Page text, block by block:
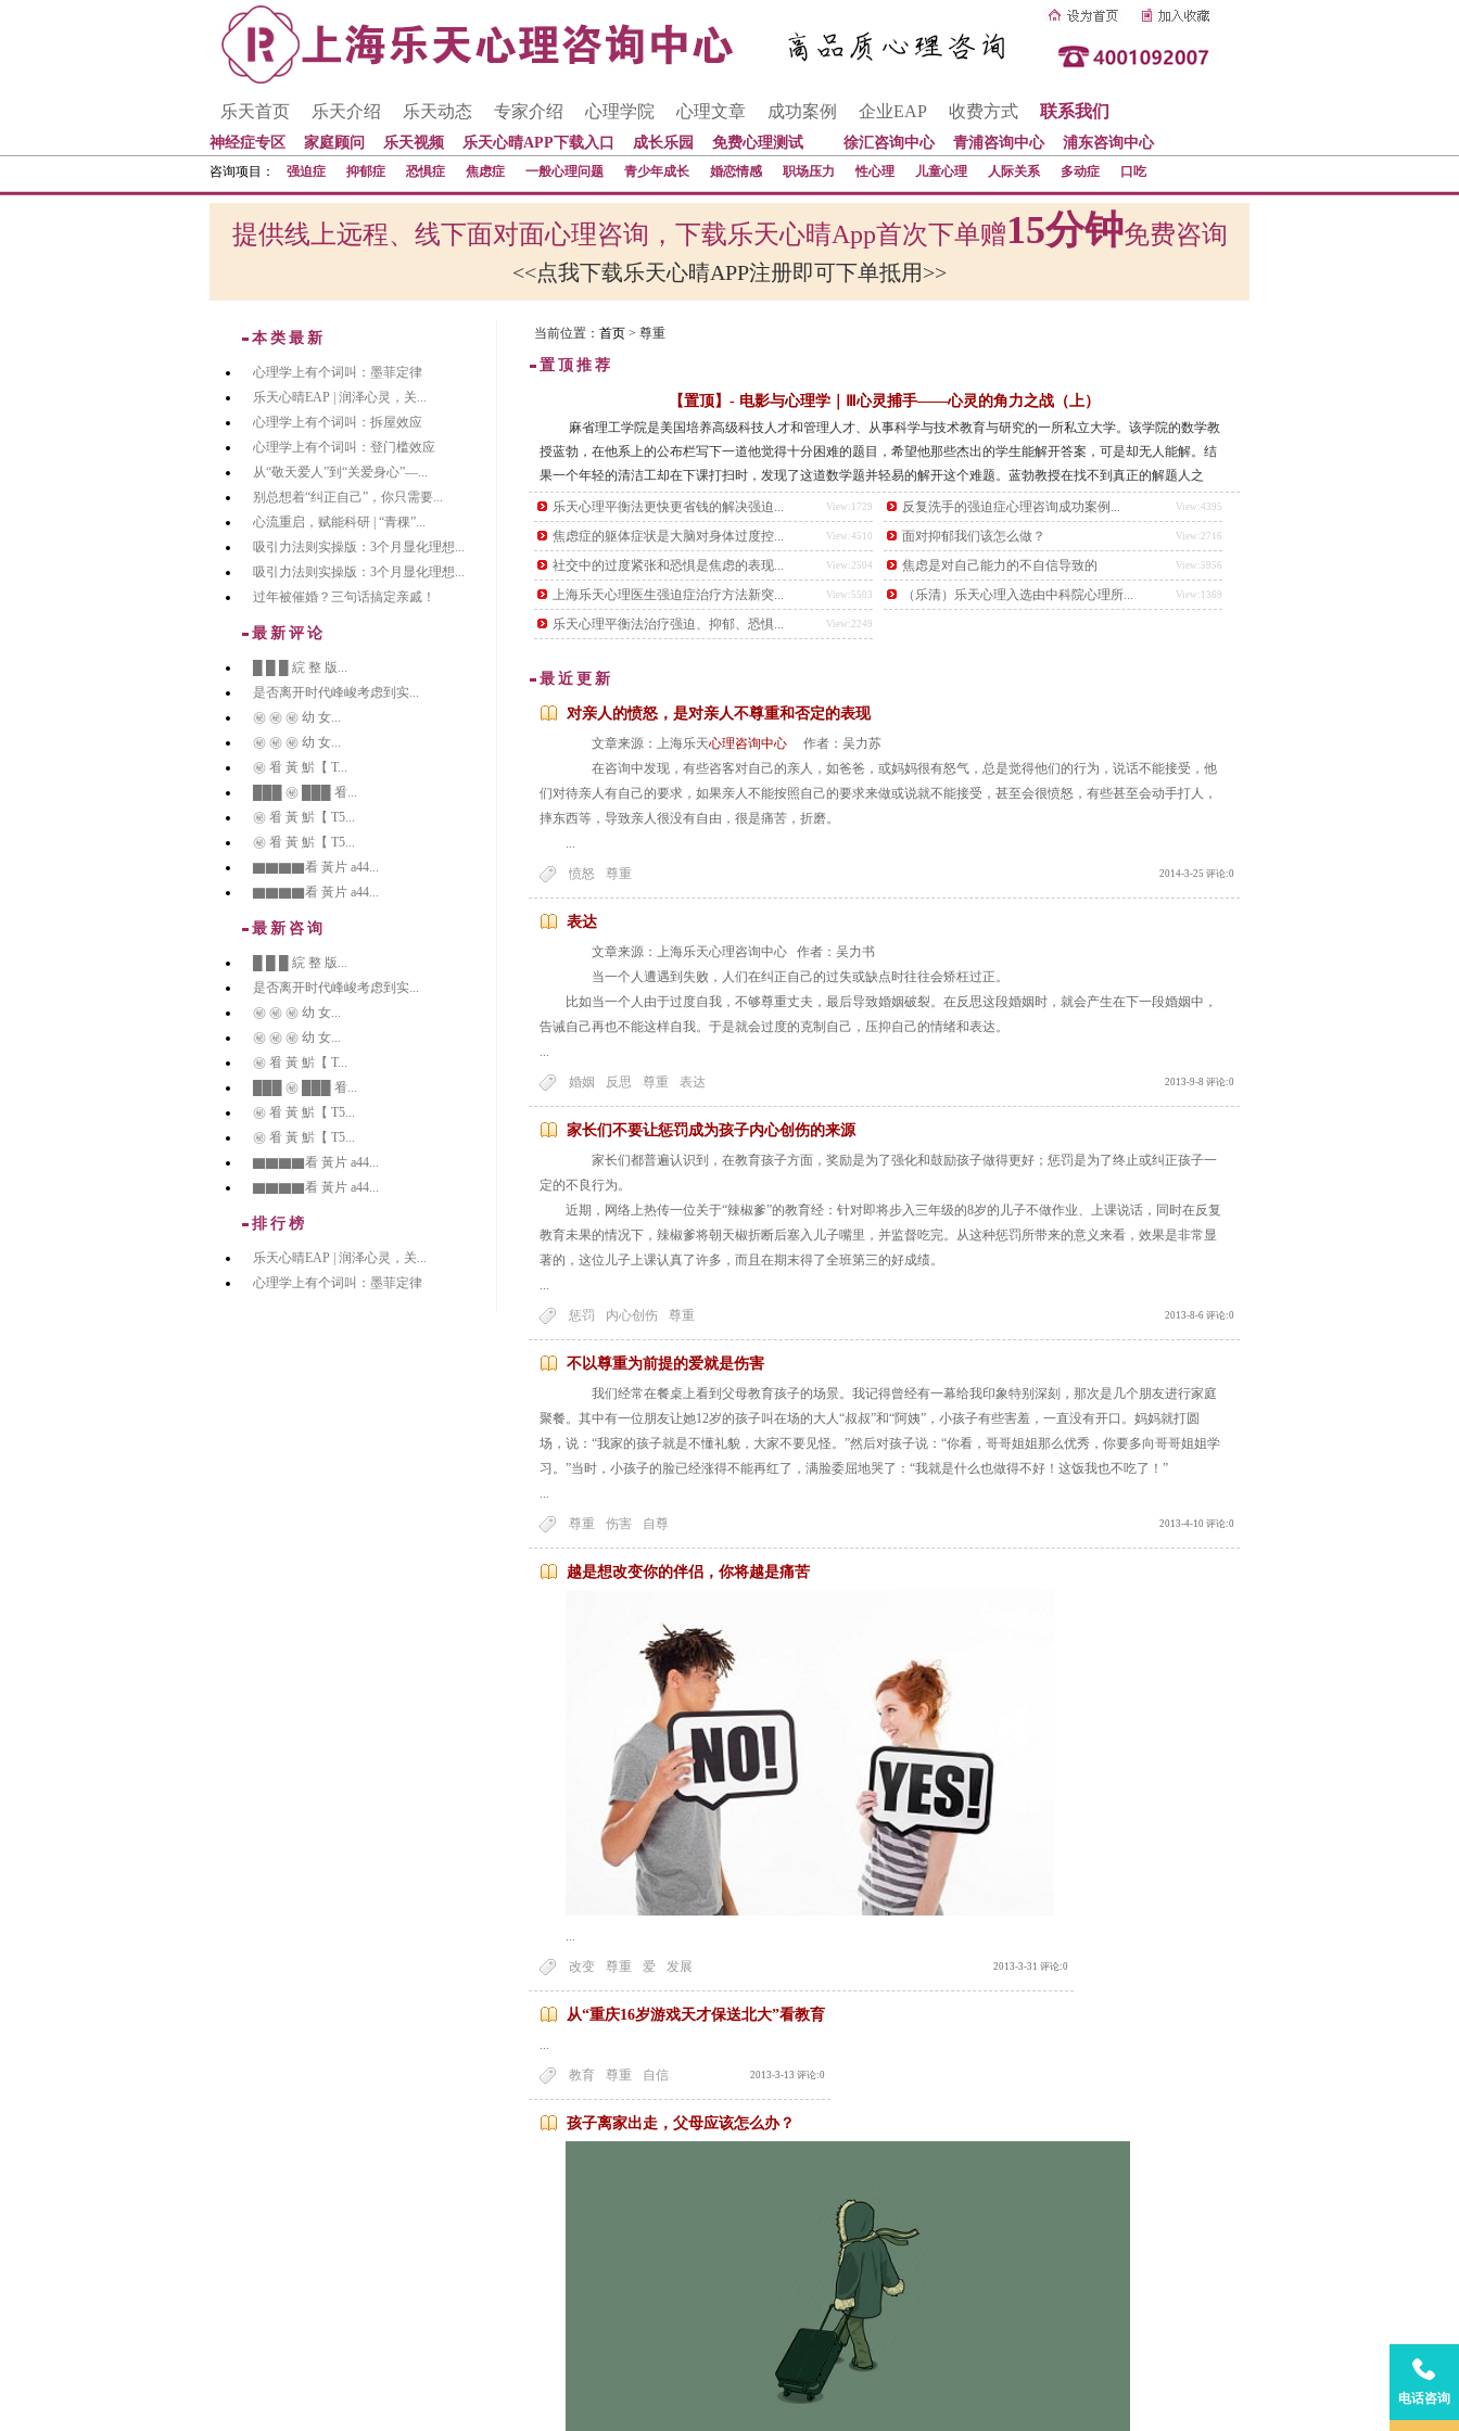
乐天首页 乐天介绍 乐天动态 专家介绍 心理学院 心理文章 成功案例 企业EAP 收费方式 联系我们
神经症专区 家庭顾问 乐天视频 乐天心晴APP下载入口 成长乐园 免费心理测试 徐汇咨询中心 青浦咨询中心 浦东咨询中心
咨询项目： 强迫症 抑郁症 恐惧症 焦虑症 一般心理问题 青少年成长 婚恋情感 职场压力 性心理 儿童心理 人际关系 多动症 口吃
提供线上远程、线下面对面心理咨询，下载乐天心晴App首次下单赠15分钟免费咨询
<<点我下载乐天心晴APP注册即可下单抵用>>
当前位置： 首页 > 尊重
置顶推荐
【置顶】- 电影与心理学｜Ⅲ心灵捕手——心灵的角力之战（上）
麻省理工学院是美国培养高级科技人才和管理人才、从事科学与技术教育与研究的一所私立大学。该学院的数学教
授蓝勃，在他系上的公布栏写下一道他觉得十分困难的题目，希望他那些杰出的学生能解开答案，可是却无人能解。结
果一个年轻的清洁工却在下课打扫时，发现了这道数学题并轻易的解开这个难题。蓝勃教授在找不到真正的解题人之
后，又下了另一道更难的题目，要找出这个数学天才。
...
View:1729
乐天心理平衡法更快更省钱的解决强迫... View:4395
反复洗手的强迫症心理咨询成功案例...
View:4510
焦虑症的躯体症状是大脑对身体过度控... View:2716
面对抑郁我们该怎么做？
View:2504
社交中的过度紧张和恐惧是焦虑的表现... View:5956
焦虑是对自己能力的不自信导致的
View:5503
上海乐天心理医生强迫症治疗方法新突... View:1369
（乐清）乐天心理入选由中科院心理所...
View:2249
乐天心理平衡法治疗强迫、抑郁、恐惧...
最近更新
对亲人的愤怒，是对亲人不尊重和否定的表现
文章来源：上海乐天心理咨询中心 作者：吴力苏
在咨询中发现，有些咨客对自己的亲人，如爸爸，或妈妈很有怒气，总是觉得他们的行为，说话不能接受，他
们对待亲人有自己的要求，如果亲人不能按照自己的要求来做或说就不能接受，甚至会很愤怒，有些甚至会动手打人，
摔东西等，导致亲人很没有自由，很是痛苦，折磨。
...
2014-3-25 评论:0
愤怒 尊重
表达
文章来源：上海乐天心理咨询中心 作者：吴力书
当一个人遭遇到失败，人们在纠正自己的过失或缺点时往往会矫枉过正。
比如当一个人由于过度自我，不够尊重丈夫，最后导致婚姻破裂。在反思这段婚姻时，就会产生在下一段婚姻中，
告诫自己再也不能这样自我。于是就会过度的克制自己，压抑自己的情绪和表达。
...
2013-9-8 评论:0
婚姻 反思 尊重 表达
家长们不要让惩罚成为孩子内心创伤的来源
家长们都普遍认识到，在教育孩子方面，奖励是为了强化和鼓励孩子做得更好；惩罚是为了终止或纠正孩子一
定的不良行为。
近期，网络上热传一位关于“辣椒爹”的教育经：针对即将步入三年级的8岁的儿子不做作业、上课说话，同时在反复
教育未果的情况下，辣椒爹将朝天椒折断后塞入儿子嘴里，并监督吃完。从这种惩罚所带来的意义来看，效果是非常显
著的，这位儿子上课认真了许多，而且在期末得了全班第三的好成绩。
...
2013-8-6 评论:0
惩罚 内心创伤 尊重
不以尊重为前提的爱就是伤害
我们经常在餐桌上看到父母教育孩子的场景。我记得曾经有一幕给我印象特别深刻，那次是几个朋友进行家庭
聚餐。其中有一位朋友让她12岁的孩子叫在场的大人“叔叔”和“阿姨”，小孩子有些害羞，一直没有开口。妈妈就打圆
场，说：“我家的孩子就是不懂礼貌，大家不要见怪。”然后对孩子说：“你看，哥哥姐姐那么优秀，你要多向哥哥姐姐学
习。”当时，小孩子的脸已经涨得不能再红了，满脸委屈地哭了：“我就是什么也做得不好！这饭我也不吃了！”
...
2013-4-10 评论:0
尊重 伤害 自尊
越是想改变你的伴侣，你将越是痛苦
...
2013-3-31 评论:0
改变 尊重 爱 发展
从“重庆16岁游戏天才保送北大”看教育
...
2013-3-13 评论:0
教育 尊重 自信
孩子离家出走，父母应该怎么办？
本类最新
心理学上有个词叫：墨菲定律
乐天心晴EAP | 润泽心灵，关...
心理学上有个词叫：拆屋效应
心理学上有个词叫：登门槛效应
从“敬天爱人”到“关爱身心”—...
别总想着“纠正自己”，你只需要...
心流重启，赋能科研 | “青稞”...
吸引力法则实操版：3个月显化理想...
吸引力法则实操版：3个月显化理想...
过年被催婚？三句话搞定亲戚！
最新评论
█ █ █ 綄 整 版...
是否离开时代峰峻考虑到实...
㊙️ ㊙️ ㊙️ 幼 女...
㊙️ ㊙️ ㊙️ 幼 女...
㊙️ 㸔 黃 魸【 T...
███ ㊙️ ███ 㸔...
㊙️ 㸔 黃 魸【 T5...
㊙️ 㸔 黃 魸【 T5...
▇▇▇▇看 黃片 a44...
▇▇▇▇看 黃片 a44...
最新咨询
█ █ █ 綄 整 版...
是否离开时代峰峻考虑到实...
㊙️ ㊙️ ㊙️ 幼 女...
㊙️ ㊙️ ㊙️ 幼 女...
㊙️ 㸔 黃 魸【 T...
███ ㊙️ ███ 㸔...
㊙️ 㸔 黃 魸【 T5...
㊙️ 㸔 黃 魸【 T5...
▇▇▇▇看 黃片 a44...
▇▇▇▇看 黃片 a44...
排行榜
乐天心晴EAP | 润泽心灵，关...
心理学上有个词叫：墨菲定律
电话咨询